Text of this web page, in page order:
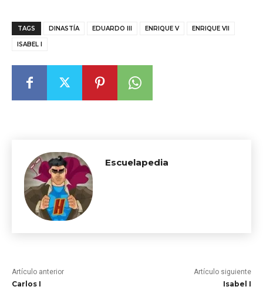
TAGS DINASTÍA EDUARDO III ENRIQUE V ENRIQUE VII
ISABEL I
Escuelapedia
Artículo anterior
Carlos I
Artículo siguiente
Isabel I